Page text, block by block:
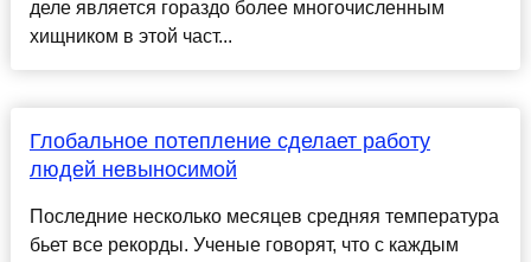
деле является гораздо более многочисленным
хищником в этой част...
Глобальное потепление сделает работу
людей невыносимой
Последние несколько месяцев средняя температура
бьет все рекорды. Ученые говорят, что с каждым